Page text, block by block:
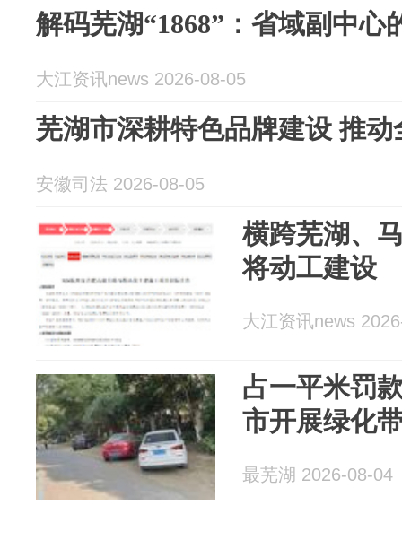
解码芜湖“1868”：省域副中心
大江资讯news 2026-08-05
芜湖市深耕特色品牌建设 推
安徽司法 2026-08-05
横跨芜湖、
将动工建设
大江资讯news
占一平米罚
市开展绿化
最芜湖 2026-08-04